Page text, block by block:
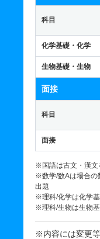
科目
化学基礎・化学
生物基礎・生物
面接
科目
面接
※国語は古文・漢文
※数学/数Aは場合の
出題
※理科/化学は化学
※理科/生物は生物
※内容には変更